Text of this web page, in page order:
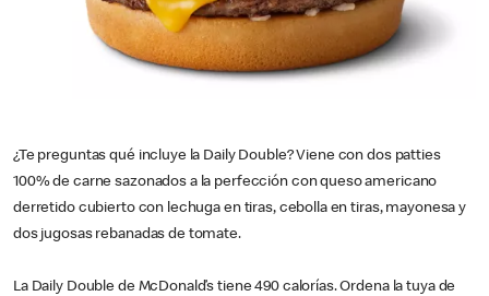
¿Te preguntas qué incluye la Daily Double? Viene con dos patties
100% de carne sazonados a la perfección con queso americano
derretido cubierto con lechuga en tiras, cebolla en tiras, mayonesa y
dos jugosas rebanadas de tomate.
La Daily Double de McDonald’s tiene 490 calorías. Ordena la tuya de